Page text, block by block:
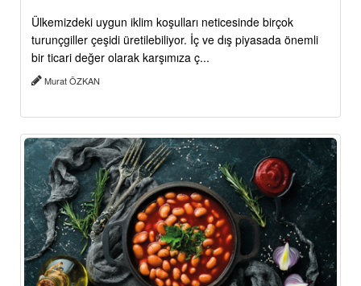
Ülkemizdeki uygun iklim koşulları neticesinde birçok
turunçgiller çeşidi üretilebiliyor. İç ve dış piyasada önemli
bir ticari değer olarak karşımıza ç...
Murat ÖZKAN